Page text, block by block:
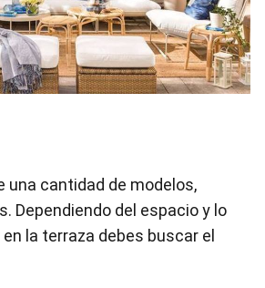
una cantidad de modelos,
Dependiendo del espacio y lo
la terraza debes buscar el